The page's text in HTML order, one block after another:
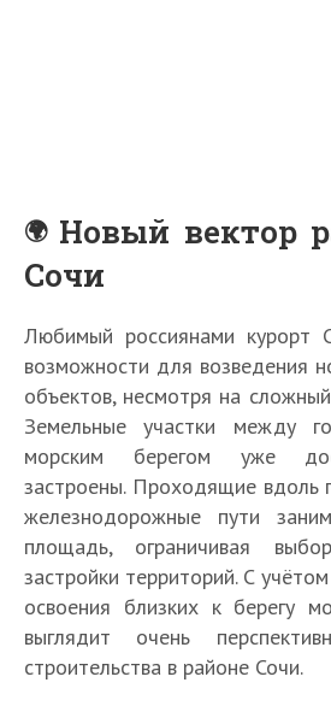
Новый вектор
Сочи
Любимый россиянами курорт
возможности для возведения
объектов, несмотря на
Земельные участки между
морским берегом уже
застроены. Проходящие вдоль
железнодорожные пути
площадь, ограничивая
застройки территорий. С
освоения близких к берегу
выглядит очень
строительства в районе Сочи.